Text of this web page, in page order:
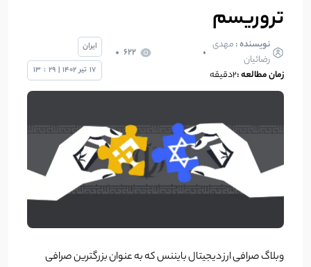
تروریسم
نویسنده :مهدی
رضائیان
622
زمان مطالعه :2دقیقه
ایران
17 تیر 1402
|
29
:
13
وبلاگ صرافی ارز دیجیتال بایننس که به عنوان بزرگترین صرافی